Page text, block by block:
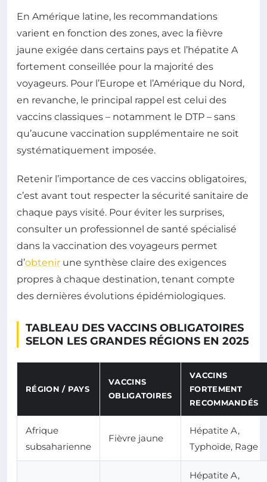
En Amérique latine, les recommandations
varient en fonction des zones, avec la fièvre
jaune exigée dans certains pays et l’hépatite A
fortement conseillée pour la majorité des
voyageurs. Pour l’Europe et l’Amérique du Nord,
en revanche, le principal rappel est celui des
vaccins classiques – notamment le DTP – sans
qu’aucune vaccination supplémentaire ne soit
systématiquement imposée.
Retenir l’importance de ces vaccins obligatoires,
c’est avant tout respecter la sécurité sanitaire de
chaque pays visité. Pour éviter les surprises,
consulter un professionnel de santé spécialisé
dans la vaccination des voyageurs permet
d’obtenir une synthèse claire des exigences
propres à chaque destination, tenant compte
des dernières évolutions épidémiologiques.
TABLEAU DES VACCINS OBLIGATOIRES
SELON LES GRANDES RÉGIONS EN 2025
RÉGION / PAYS
VACCINS
OBLIGATOIRES
VACCINS
FORTEMENT
RECOMMANDÉS
Afrique
subsaharienne
Fièvre jaune
Hépatite A,
Typhoïde, Rage
Hépatite A,